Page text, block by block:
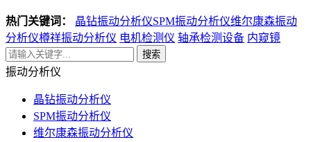
热门关键词： 晶钻振动分析仪SPM振动分析仪维尔康森振动
分析仪樽祥振动分析仪 电机检测仪 轴承检测设备 内窥镜
搜索
振动分析仪
晶钻振动分析仪
SPM振动分析仪
维尔康森振动分析仪